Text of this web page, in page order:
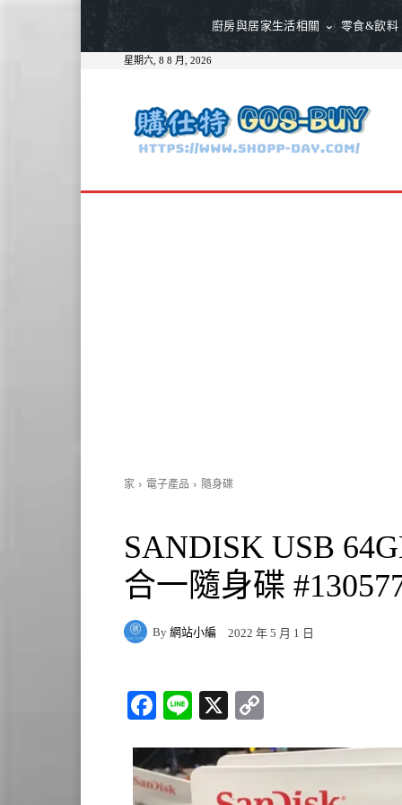
廚房與居家生活相關 零食&飲料
星期六, 8 8 月, 2026
家 電子產品 隨身碟
SANDISK USB
合一隨身碟
By 網站小編 2022 年 5 月 1 日
Fa
bo
ok
Li
X
y
Li